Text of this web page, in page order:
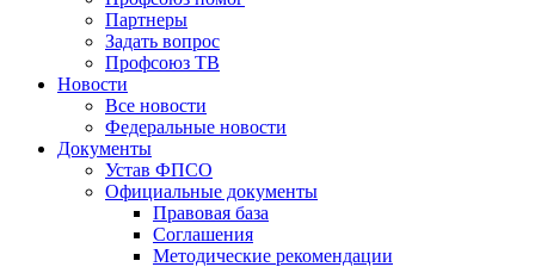
Партнеры
Задать вопрос
Профсоюз ТВ
Новости
Все новости
Федеральные новости
Документы
Устав ФПСО
Официальные документы
Правовая база
Соглашения
Методические рекомендации